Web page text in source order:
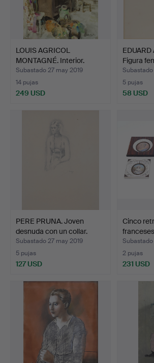
LOUIS AGRICOL
MONTAGNÉ. Interior.
Subastado 27 may 2019
14 pujas
249 USD
EDUARD
Figura
Subastado
5 pujas
58 USD
PERE PRUNA. Joven
desnuda con un collar.
Subastado 27 may 2019
5 pujas
127 USD
Cinco
2 pujas
231 USD